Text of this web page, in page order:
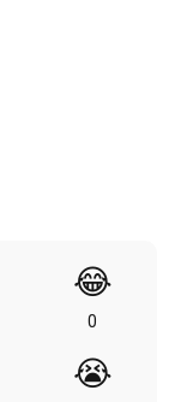
😂
0
😭